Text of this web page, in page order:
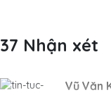
37 Nhận xét
Vũ Văn